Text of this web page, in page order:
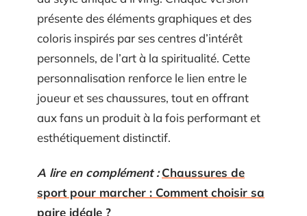
présente des éléments graphiques et des
coloris inspirés par ses centres d’intérêt
personnels, de l’art à la spiritualité. Cette
personnalisation renforce le lien entre le
joueur et ses chaussures, tout en offrant
aux fans un produit à la fois performant et
esthétiquement distinctif.
A lire en complément : Chaussures de
sport pour marcher : Comment choisir sa
paire idéale ?